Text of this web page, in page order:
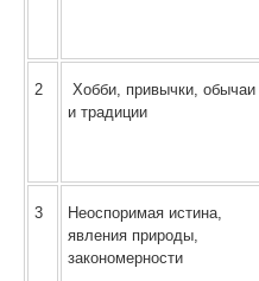
2
Хобби, привычки, обычаи
и традиции
3
Неоспоримая истина,
явления природы,
закономерности